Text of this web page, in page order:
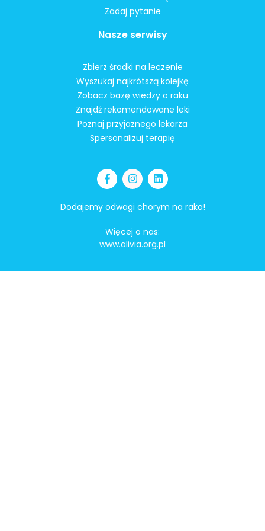
Zadaj pytanie
Nasze serwisy
Zbierz środki na leczenie
Wyszukaj najkrótszą kolejkę
Zobacz bazę wiedzy o raku
Znajdź rekomendowane leki
Poznaj przyjaznego lekarza
Spersonalizuj terapię
Dodajemy odwagi chorym na raka!
Więcej o nas:
www.alivia.org.pl